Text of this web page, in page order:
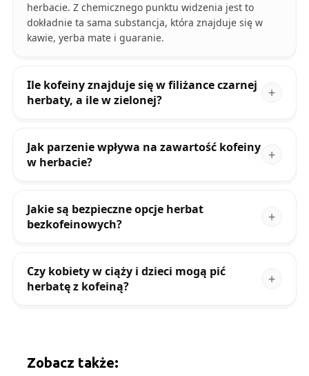
herbacie. Z chemicznego punktu widzenia jest to
dokładnie ta sama substancja, która znajduje się w
kawie, yerba mate i guaranie.
Ile kofeiny znajduje się w filiżance czarnej
herbaty, a ile w zielonej?
Jak parzenie wpływa na zawartość kofeiny
w herbacie?
Jakie są bezpieczne opcje herbat
bezkofeinowych?
Czy kobiety w ciąży i dzieci mogą pić
herbatę z kofeiną?
Zobacz także: